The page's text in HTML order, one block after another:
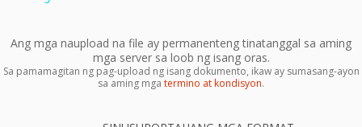
Ang mga naupload na file ay permanenteng tinatanggal sa aming
mga server sa loob ng isang oras.
Sa pamamagitan ng pag-upload ng isang dokumento, ikaw ay sumasang-ayon
sa aming mga termino at kondisyon.